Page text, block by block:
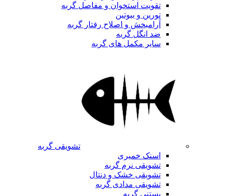
تقویت استخوان و مفاصل گربه
تورین و بیوتین
آرامبخش و اصلاح رفتار گربه
ضد انگل گربه
سایر مکمل های گربه
تشویقی گربه
اسنک خمیری
تشویقی نرم گربه
تشویقی خشک و دنتال
تشویقی مدادی گربه
بستنی گربه